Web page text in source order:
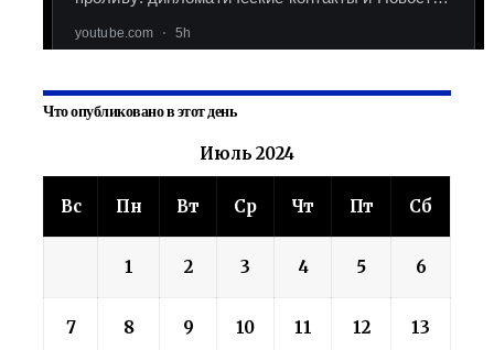
Что опубликовано в этот день
Июль 2024
Вс Пн Вт Ср Чт Пт Сб
1 2 3 4 5 6
7 8 9 10 11 12 13